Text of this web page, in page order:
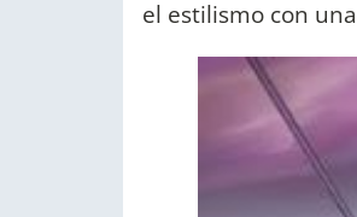
el estilismo con